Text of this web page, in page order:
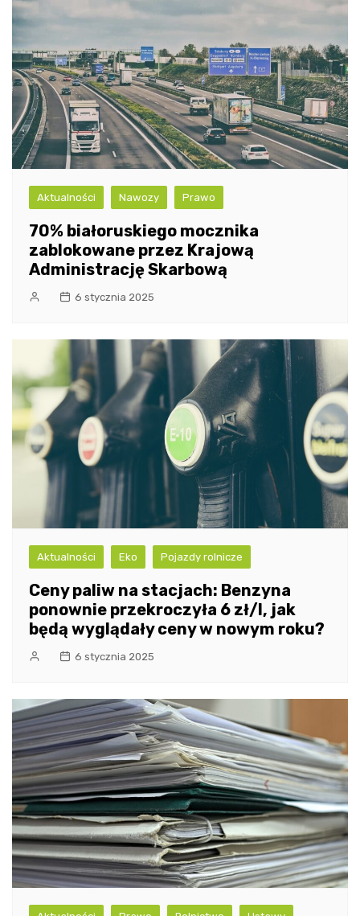
Aktualności Nawozy Prawo
70% białoruskiego mocznika
zablokowane przez Krajową
Administrację Skarbową
6 stycznia 2025
Aktualności Eko Pojazdy rolnicze
Ceny paliw na stacjach: Benzyna
ponownie przekroczyła 6 zł/l, jak
będą wyglądały ceny w nowym roku?
6 stycznia 2025